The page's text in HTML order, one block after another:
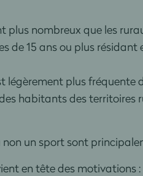
plus nombreux que les
de 15 ans ou plus
plus fréquente
habitants des territoires
un sport sont
en tête des motivations